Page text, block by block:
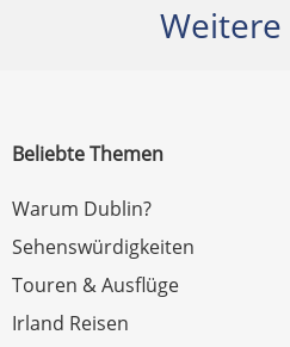
Weitere
Beliebte Themen
Warum Dublin?
Sehenswürdigkeiten
Touren & Ausflüge
Irland Reisen